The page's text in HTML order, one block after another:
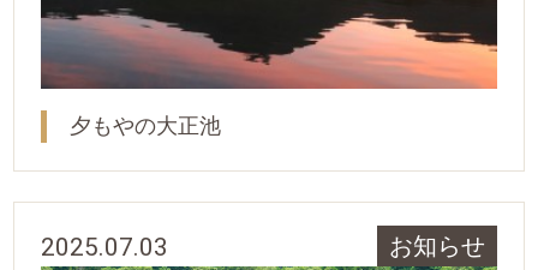
夕もやの大正池
2025.07.03 お知らせ